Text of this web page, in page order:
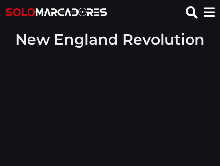
New England Revolution